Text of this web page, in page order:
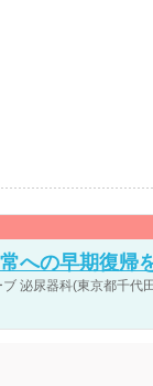
への早期復帰
泌尿器科(東京都千代